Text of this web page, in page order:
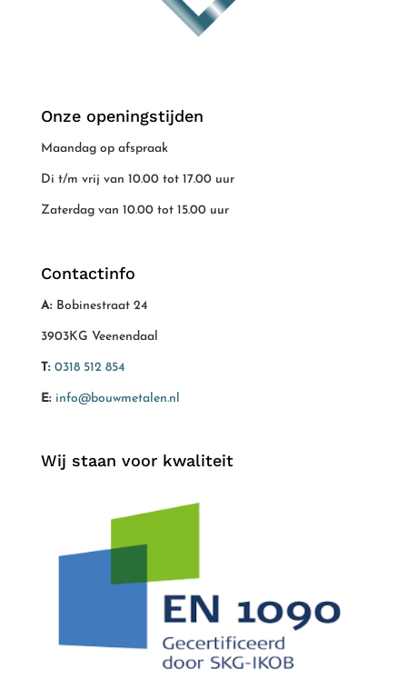
Onze openingstijden
Maandag op afspraak
Di t/m vrij van 10.00 tot 17.00 uur
Zaterdag van 10.00 tot 15.00 uur
Contactinfo
A: Bobinestraat 24
3903KG Veenendaal
T: 0318 512 854
E: info@bouwmetalen.nl
Wij staan voor kwaliteit